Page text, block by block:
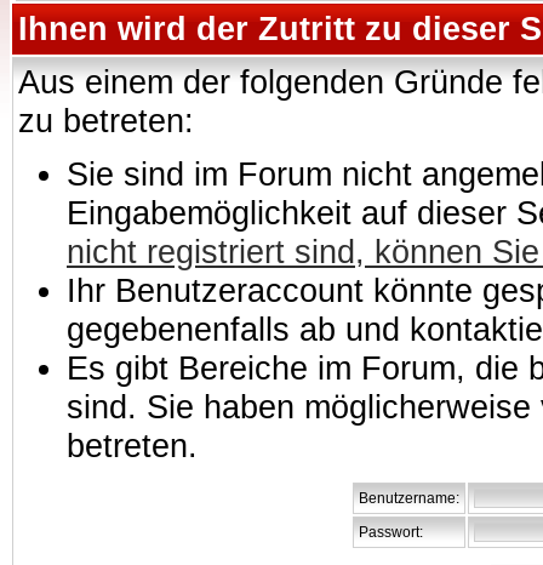
Ihnen wird der Zutritt zu dieser
Aus einem der folgenden Gründe
zu betreten:
Sie sind im Forum nicht
Eingabemöglichkeit auf dieser
nicht registriert sind, können
Ihr Benutzeraccount könnte
gegebenenfalls ab und
Es gibt Bereiche im Forum, die
sind. Sie haben
betreten.
Benutzername:
Passwort: